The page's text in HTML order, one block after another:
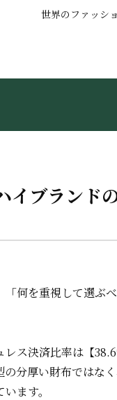
世界のファッシ
イブランド
何を重視して選ぶ
ス決済比率は【
分厚い財布ではなく
ます。